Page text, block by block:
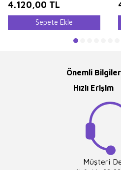
4.120,00 TL
Sepete Ekle
Önemli Bilgiler
Hızlı Erişim
Müşteri